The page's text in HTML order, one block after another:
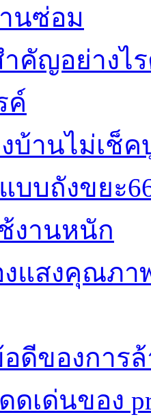
นซ่อม
ำคัญอย่าง
ค์
บ้านไม่เช็ค
บบถังขยะ
งานหนัก
แสงคุณภา
ดีของการ
ดเด่นของ